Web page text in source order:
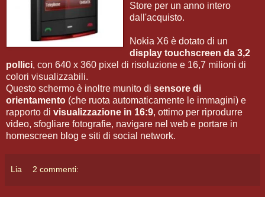
Store per un anno intero
dall'acquisto.
Nokia X6 è dotato di un
display touchscreen da 3,2
pollici, con 640 x 360 pixel di risoluzione e 16,7 milioni di
colori visualizzabili.
Questo schermo è inoltre munito di sensore di
orientamento (che ruota automaticamente le immagini) e
rapporto di visualizzazione in 16:9, ottimo per riprodurre
video, sfogliare fotografie, navigare nel web e portare in
homescreen blog e siti di social network.
Lia 2 commenti: